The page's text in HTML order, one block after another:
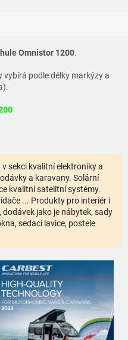
Omnistor 1200.
podle délky markýzy a
sekci kvalitní elektroniky a
a karavany. Solární
kvalitní satelitní systémy.
... Produkty pro interiér i
jako je nábytek, sady
sedací lavice, postele